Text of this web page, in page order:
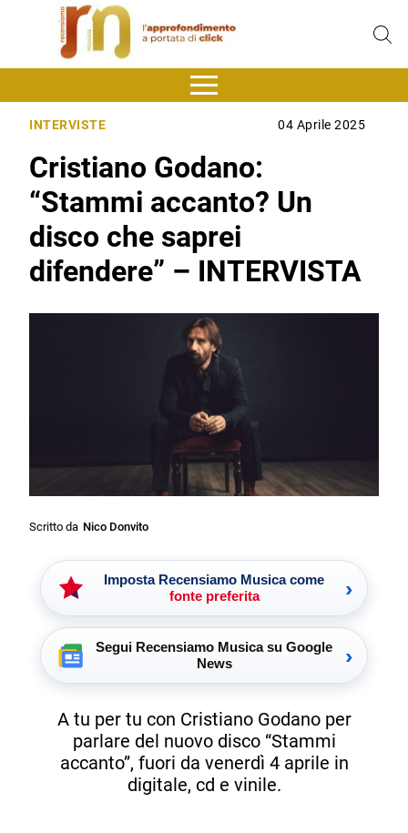
INTERVISTE 04 Aprile 2025
Cristiano Godano:
“Stammi accanto? Un
disco che saprei
difendere” – INTERVISTA
Scritto da Nico Donvito
Imposta Recensiamo Musica come
fonte preferita
›
Segui Recensiamo Musica su Google
News
›
A tu per tu con Cristiano Godano per
parlare del nuovo disco “Stammi
accanto”, fuori da venerdì 4 aprile in
digitale, cd e vinile.